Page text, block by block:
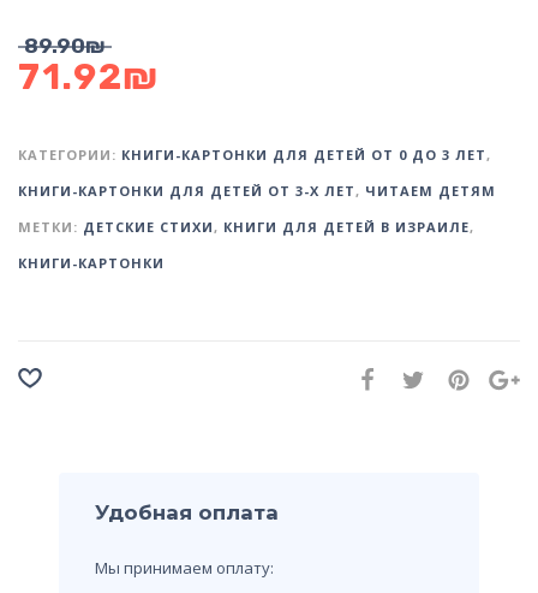
89.90₪
71.92₪
КАТЕГОРИИ: КНИГИ-КАРТОНКИ ДЛЯ ДЕТЕЙ ОТ 0 ДО 3 ЛЕТ ,
КНИГИ-КАРТОНКИ ДЛЯ ДЕТЕЙ ОТ 3-Х ЛЕТ , ЧИТАЕМ ДЕТЯМ
МЕТКИ: ДЕТСКИЕ СТИХИ , КНИГИ ДЛЯ ДЕТЕЙ В ИЗРАИЛЕ,
КНИГИ-КАРТОНКИ
Удобная оплата
Мы принимаем оплату: